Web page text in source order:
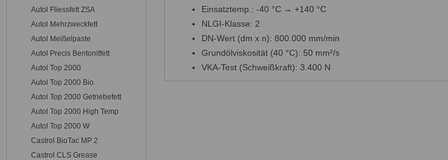
Autol Fliessfett ZSA
Autol Mehrzweckfett
Autol Meißelpaste
Autol Precis Bentonitfett
Autol Top 2000
Autol Top 2000 Bio
Autol Top 2000 Getriebefett
Autol Top 2000 High Temp
Autol Top 2000 W
Castrol BioTac MP 2
Castrol CLS Grease
Einsatztemp.: -40 °C → +140 °C
NLGI-Klasse: 2
DN-Wert (dm x n): 800.000 mm/min
Grundölviskosität (40 °C): 50 mm²/s
VKA-Test (Schweißkraft): 3.400 N